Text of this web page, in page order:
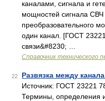
каналами, сигнала и
мощностей сигнала СВЧ
преобразовательного
один канал. [ГОСТ
связи&#8230; …
Справочник технического
22 Развязка между
Источник: ГОСТ 23221
Термины, определения